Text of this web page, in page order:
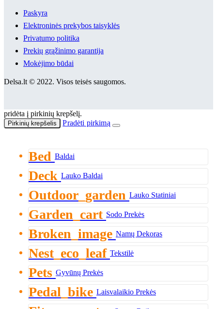
Paskyra
Elektroninės prekybos taisyklės
Privatumo politika
Prekių grąžinimo garantija
Mokėjimo būdai
Delsa.lt © 2022. Visos teisės saugomos.
pridėta į pirkinių krepšelį.
Pirkinių krepšelis Pradėti pirkimą
Bed Baldai
Deck Lauko Baldai
Outdoor_garden Lauko Statiniai
Garden_cart Sodo Prekės
Broken_image Namų Dekoras
Nest_eco_leaf Tekstilė
Pets Gyvūnų Prekės
Pedal_bike Laisvalaikio Prekės